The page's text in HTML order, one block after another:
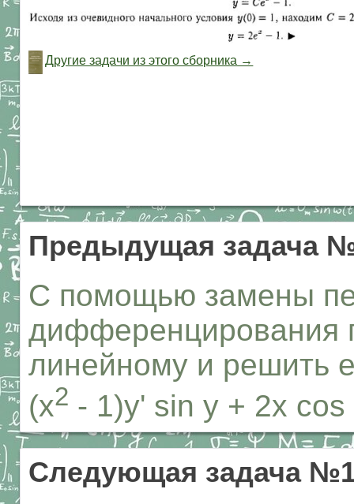
Другие задачи из этого сборника →
Предыдущая задача
С помощью замены
дифференцирования
линейному и решить
(x2 - 1)y' sin y + 2x
Следующая задача